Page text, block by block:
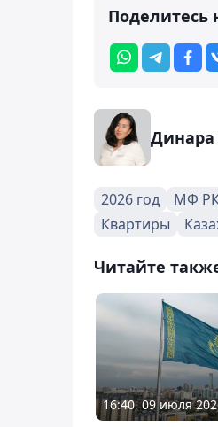
Поделитесь
Динара
2026 год МФ
Квартиры
Читайте
16:40, 09 июля